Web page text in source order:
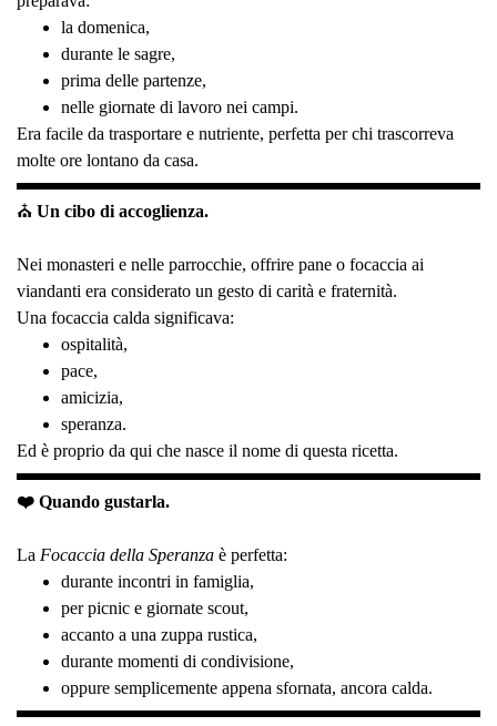
la domenica,
durante le sagre,
prima delle partenze,
nelle giornate di lavoro nei campi.
Era facile da trasportare e nutriente, perfetta per chi trascorreva
molte ore lontano da casa.
⛪ Un cibo di accoglienza.
Nei monasteri e nelle parrocchie, offrire pane o focaccia ai
viandanti era considerato un gesto di carità e fraternità.
Una focaccia calda significava:
ospitalità,
pace,
amicizia,
speranza.
Ed è proprio da qui che nasce il nome di questa ricetta.
❤️ Quando gustarla.
La Focaccia della Speranza è perfetta:
durante incontri in famiglia,
per picnic e giornate scout,
accanto a una zuppa rustica,
durante momenti di condivisione,
oppure semplicemente appena sfornata, ancora calda.